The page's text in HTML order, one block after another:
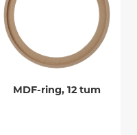
MDF-ring, 12 tum